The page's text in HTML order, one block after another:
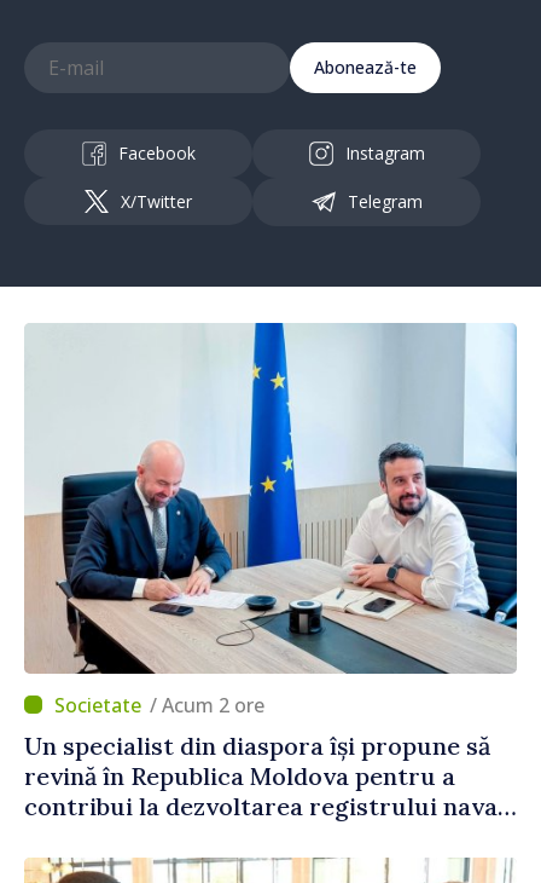
Abonează-te
Facebook Instagram
X/Twitter Telegram
/ Acum 2 ore
Un specialist din diaspora își propune să
revină în Republica Moldova pentru a
contribui la dezvoltarea registrului naval